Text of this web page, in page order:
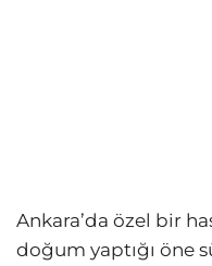
Ankara’da özel bir
doğum yaptığı öne